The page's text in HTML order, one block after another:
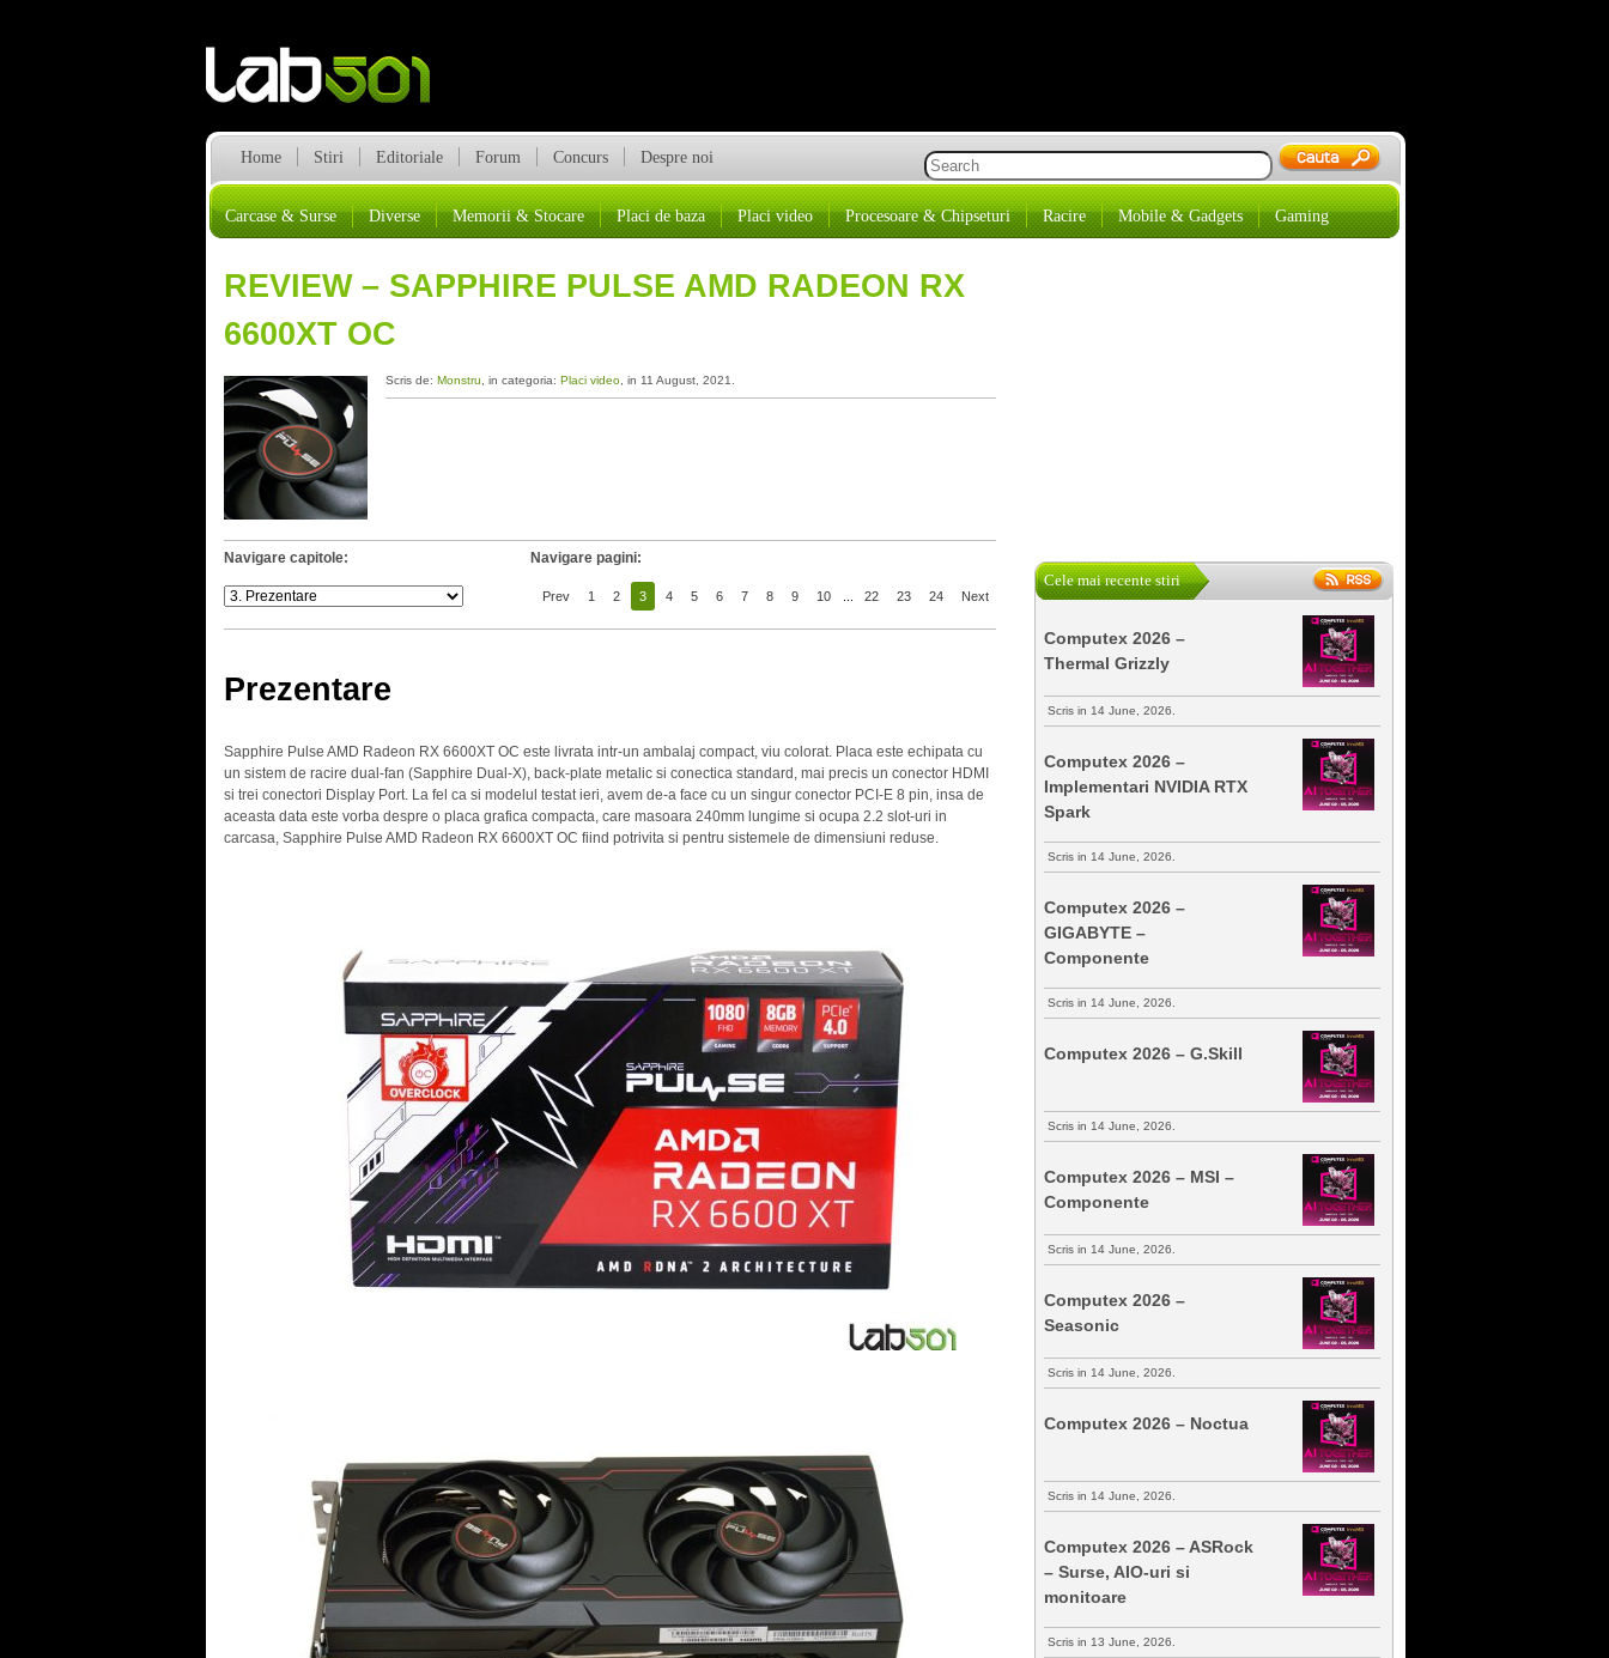
Home Stiri Editoriale Forum Concurs Despre noi
Carcase & Surse Diverse Memorii & Stocare Placi de baza Placi video Procesoare & Chipseturi Racire Mobile & Gadgets Gaming
REVIEW – SAPPHIRE PULSE AMD RADEON RX
6600XT OC
Scris de: Monstru , in categoria: Placi video, in 11 August, 2021.
Navigare capitole: Navigare pagini:
Prev 1 2 3 4 5 6 7 8 9 10 22 23 24 Next
Prezentare
Sapphire Pulse AMD Radeon RX 6600XT OC este livrata intr-un ambalaj compact, viu colorat. Placa este echipata cu
un sistem de racire dual-fan (Sapphire Dual-X), back-plate metalic si conectica standard, mai precis un conector HDMI
si trei conectori Display Port. La fel ca si modelul testat ieri, avem de-a face cu un singur conector PCI-E 8 pin, insa de
aceasta data este vorba despre o placa grafica compacta, care masoara 240mm lungime si ocupa 2.2 slot-uri in
carcasa, Sapphire Pulse AMD Radeon RX 6600XT OC fiind potrivita si pentru sistemele de dimensiuni reduse.
Cele mai recente stiri
Computex 2026 –
Thermal Grizzly
Scris in 14 June, 2026.
Computex 2026 –
Implementari NVIDIA RTX
Spark
Scris in 14 June, 2026.
Computex 2026 –
GIGABYTE –
Componente
Scris in 14 June, 2026.
Computex 2026 – G.Skill
Scris in 14 June, 2026.
Computex 2026 – MSI –
Componente
Scris in 14 June, 2026.
Computex 2026 –
Seasonic
Scris in 14 June, 2026.
Computex 2026 – Noctua
Scris in 14 June, 2026.
Computex 2026 – ASRock
– Surse, AIO-uri si
monitoare
Scris in 13 June, 2026.